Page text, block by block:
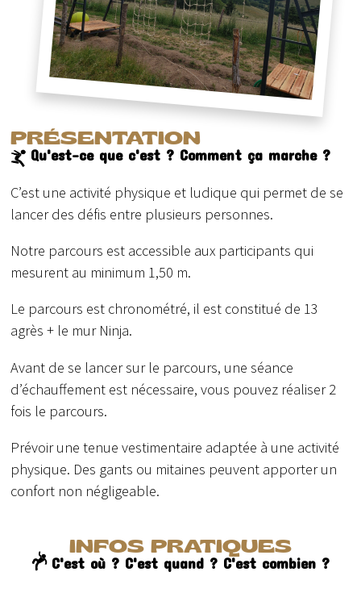
PRÉSENTATION
Qu'est-ce que c'est ? Comment ça marche ?
C’est une activité physique et ludique qui permet de se
lancer des défis entre plusieurs personnes.
Notre parcours est accessible aux participants qui
mesurent au minimum 1,50 m.
Le parcours est chronométré, il est constitué de 13
agrès + le mur Ninja.
Avant de se lancer sur le parcours, une séance
d’échauffement est nécessaire, vous pouvez réaliser 2
fois le parcours.
Prévoir une tenue vestimentaire adaptée à une activité
physique. Des gants ou mitaines peuvent apporter un
confort non négligeable.
INFOS PRATIQUES
C'est où ? C'est quand ? C'est combien ?